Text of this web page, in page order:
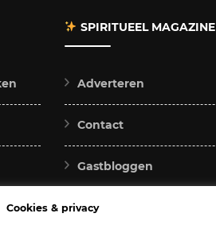
SPIRITUEEL MAGAZINE
Adverteren
Contact
Gastbloggen
Samenwerken
Cookies & privacy